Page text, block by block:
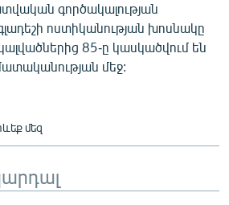
գործակալության
ոստիկանության խոսնակը
85-ը կասկածվում են
մեջ:
մեզ